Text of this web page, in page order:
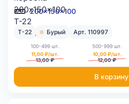
200x150x100
Т-22 Бурый Арт. 110997
100-499 шт.
11,00 ₽/шт.
13,00 ₽
500-999 шт.
10,00 ₽/шт.
12,00 ₽
В корзину